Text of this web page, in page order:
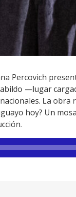
Percovich
—lugar
La
hoy? Un